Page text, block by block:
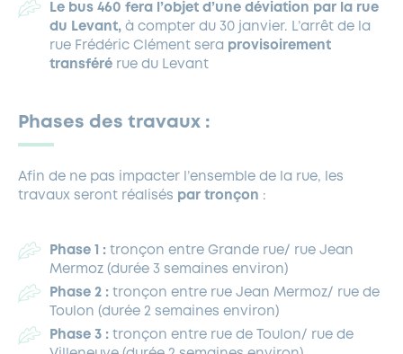
Le bus 460 fera l’objet d’une déviation par la rue
du Levant, à compter du 30 janvier. L’arrêt de la
rue Frédéric Clément sera provisoirement
transféré rue du Levant
Phases des travaux :
Afin de ne pas impacter l’ensemble de la rue, les
travaux seront réalisés par tronçon :
Phase 1 : tronçon entre Grande rue/ rue Jean
Mermoz (durée 3 semaines environ)
Phase 2 : tronçon entre rue Jean Mermoz/ rue de
Toulon (durée 2 semaines environ)
Phase 3 : tronçon entre rue de Toulon/ rue de